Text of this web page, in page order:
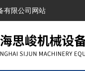
有限公司网站